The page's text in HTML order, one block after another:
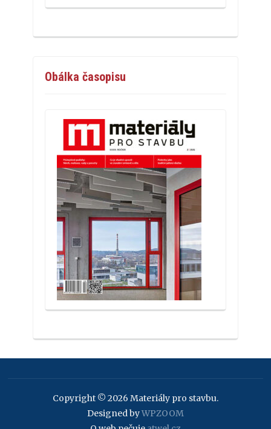
Obálka časopisu
Copyright © 2026 Materiály pro stavbu.
Designed byWPZOOM